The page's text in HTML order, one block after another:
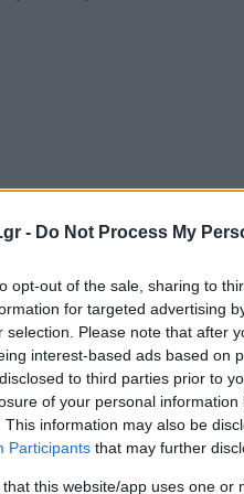
- Do Not Process My
opt-out of the sale, sharing to
for targeted advertising
selection. Please note that after
interest-based ads based on
to third parties prior to
of your personal
This information may also be
Participants that may further
that this website/app uses one
Login